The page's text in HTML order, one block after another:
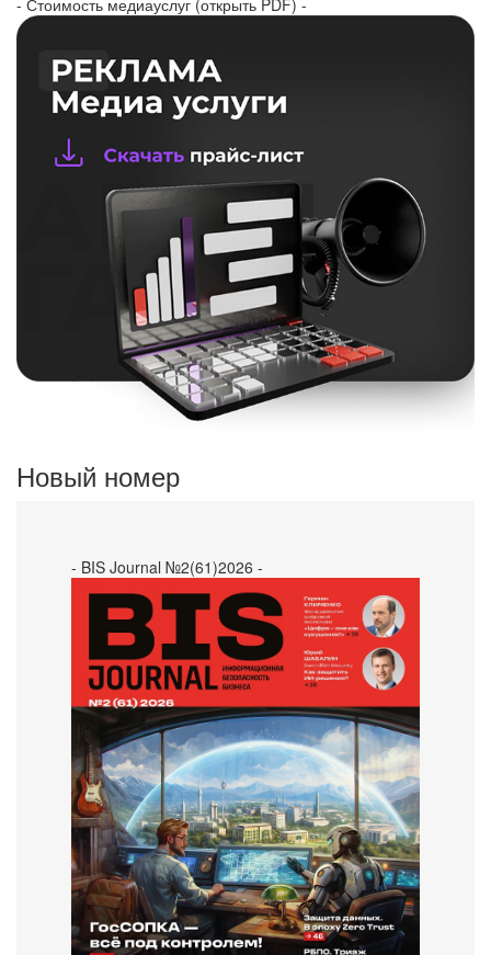
- Стоимость медиауслуг (открыть PDF) -
Новый номер
- BIS Journal №2(61)2026 -